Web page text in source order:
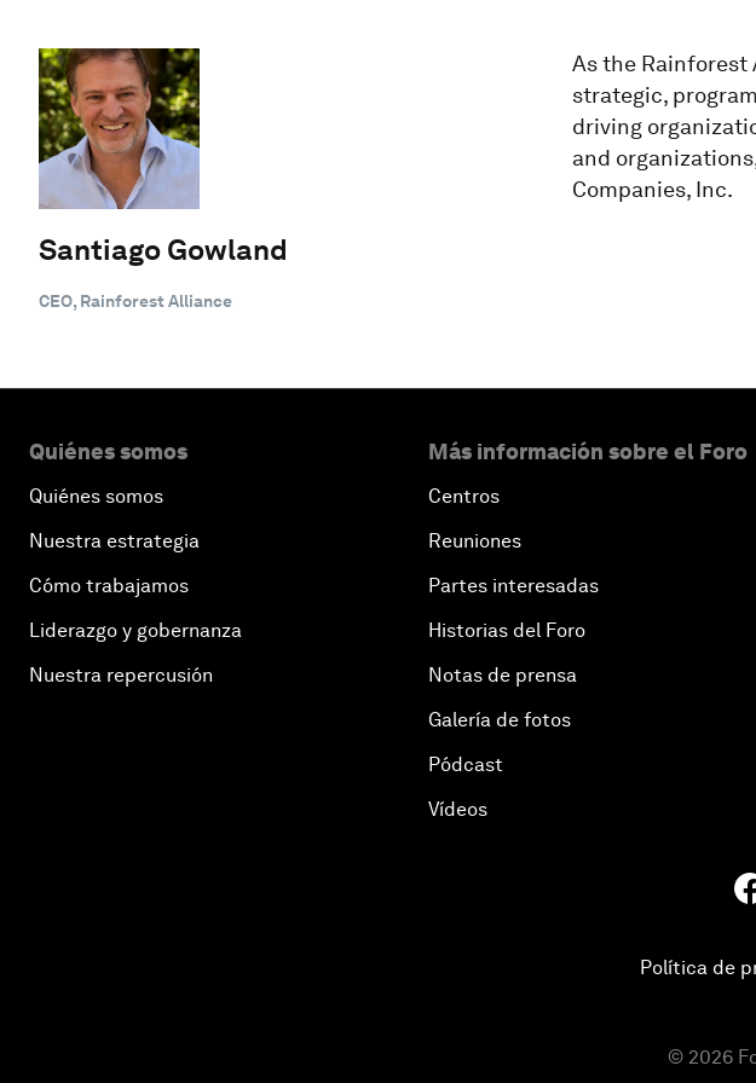
Santiago Gowland
CEO, Rainforest Alliance
As the Rainforest
strategic,
driving
and
Companies, Inc.
Quiénes somos
Quiénes somos
Nuestra estrategia
Cómo trabajamos
Liderazgo y gobernanza
Nuestra repercusión
Más información sobre el Foro
Centros
Reuniones
Partes interesadas
Historias del Foro
Notas de prensa
Galería de fotos
Pódcast
Vídeos
Política de
© 2026